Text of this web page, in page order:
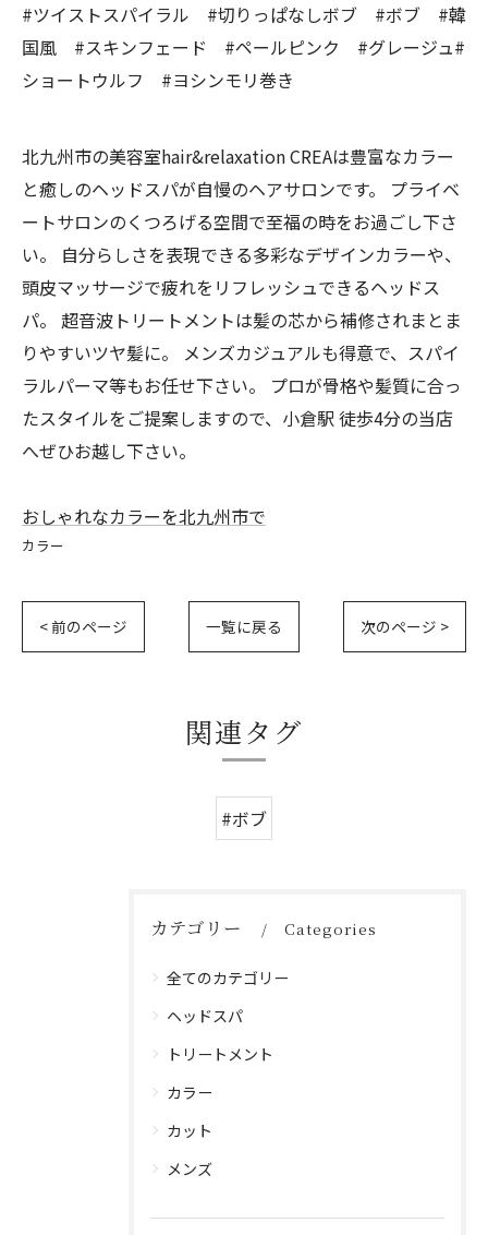
#ツイストスパイラル #切りっぱなしボブ #ボブ #韓
国風 #スキンフェード #ペールピンク #グレージュ#
ショートウルフ #ヨシンモリ巻き
北九州市の美容室hair&relaxation CREAは豊富なカラー
と癒しのヘッドスパが自慢のヘアサロンです。 プライベ
ートサロンのくつろげる空間で至福の時をお過ごし下さ
い。 自分らしさを表現できる多彩なデザインカラーや、
頭皮マッサージで疲れをリフレッシュできるヘッドス
パ。 超音波トリートメントは髪の芯から補修されまとま
りやすいツヤ髪に。 メンズカジュアルも得意で、スパイ
ラルパーマ等もお任せ下さい。 プロが骨格や髪質に合っ
たスタイルをご提案しますので、小倉駅 徒歩4分の当店
へぜひお越し下さい。
おしゃれなカラーを北九州市で
カラー
< 前のページ 一覧に戻る 次のページ >
関連タグ
#ボブ
カテゴリー Categories
全てのカテゴリー
ヘッドスパ
トリートメント
カラー
カット
メンズ